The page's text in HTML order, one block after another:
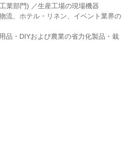
業部門) ／生産工場の現場機器
流、ホテル・リネン、イベント業界の
品・DIYおよび農業の省力化製品・栽